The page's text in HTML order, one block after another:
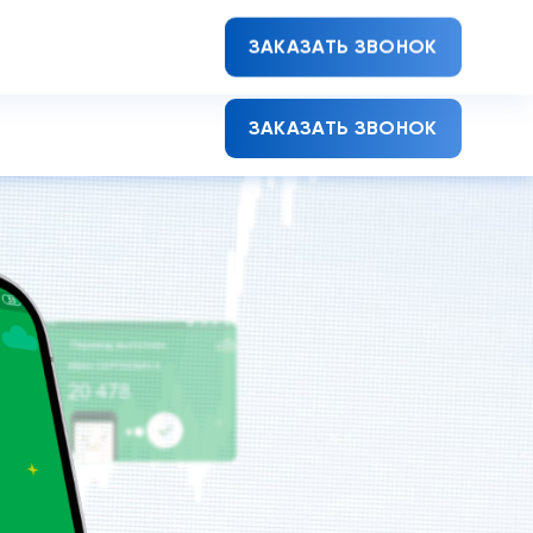
8 (800)500-71-48
ЗАКАЗАТЬ ЗВОНОК